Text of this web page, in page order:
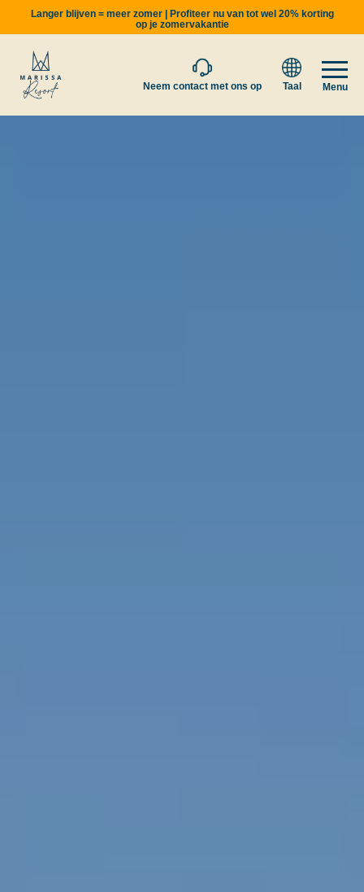
Langer blijven = meer zomer | Profiteer nu van tot wel 20% korting
op je zomervakantie
Neem contact met ons op Taal Menu